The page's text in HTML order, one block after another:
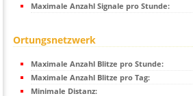
Maximale Anzahl Signale pro Stunde:
Ortungsnetzwerk
Maximale Anzahl Blitze pro Stunde:
Maximale Anzahl Blitze pro Tag:
Minimale Distanz: